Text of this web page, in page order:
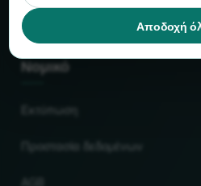
Συνεργάτες
Νομικό
Εκτύπωση
Προστασία δεδομένων
Αποδοχή